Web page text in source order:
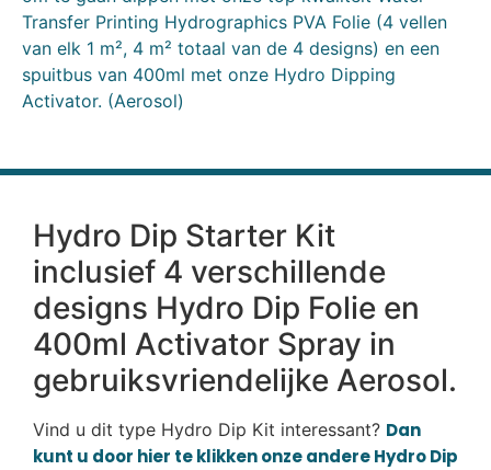
Transfer Printing Hydrographics PVA Folie (4 vellen
van elk 1 m², 4 m² totaal van de 4 designs) en een
spuitbus van 400ml met onze Hydro Dipping
Activator. (Aerosol)
Hydro Dip Starter Kit
inclusief 4 verschillende
designs Hydro Dip Folie en
400ml Activator Spray in
gebruiksvriendelijke Aerosol.
Vind u dit type Hydro Dip Kit interessant? Dan
kunt u door hier te klikken onze andere Hydro Dip